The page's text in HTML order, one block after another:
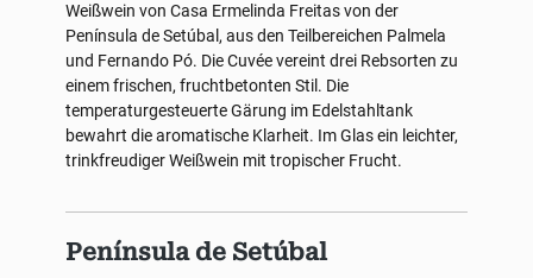
Weißwein von Casa Ermelinda Freitas von der
Península de Setúbal, aus den Teilbereichen Palmela
und Fernando Pó. Die Cuvée vereint drei Rebsorten zu
einem frischen, fruchtbetonten Stil. Die
temperaturgesteuerte Gärung im Edelstahltank
bewahrt die aromatische Klarheit. Im Glas ein leichter,
trinkfreudiger Weißwein mit tropischer Frucht.
Península de Setúbal